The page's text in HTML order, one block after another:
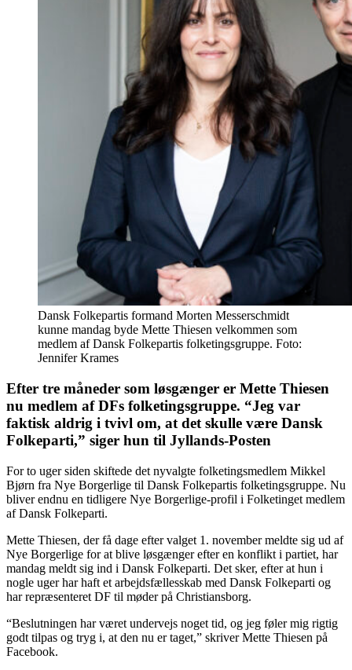
Dansk Folkepartis formand Morten Messerschmidt
kunne mandag byde Mette Thiesen velkommen som
medlem af Dansk Folkepartis folketingsgruppe. Foto:
Jennifer Krames
Efter tre måneder som løsgænger er Mette Thiesen
nu medlem af DFs folketingsgruppe. “Jeg var
faktisk aldrig i tvivl om, at det skulle være Dansk
Folkeparti,” siger hun til Jyllands-Posten
For to uger siden skiftede det nyvalgte folketingsmedlem Mikkel
Bjørn fra Nye Borgerlige til Dansk Folkepartis folketingsgruppe. Nu
bliver endnu en tidligere Nye Borgerlige-profil i Folketinget medlem
af Dansk Folkeparti.
Mette Thiesen, der få dage efter valget 1. november meldte sig ud af
Nye Borgerlige for at blive løsgænger efter en konflikt i partiet, har
mandag meldt sig ind i Dansk Folkeparti. Det sker, efter at hun i
nogle uger har haft et arbejdsfællesskab med Dansk Folkeparti og
har repræsenteret DF til møder på Christiansborg.
“Beslutningen har været undervejs noget tid, og jeg føler mig rigtig
godt tilpas og tryg i, at den nu er taget,” skriver Mette Thiesen på
Facebook.